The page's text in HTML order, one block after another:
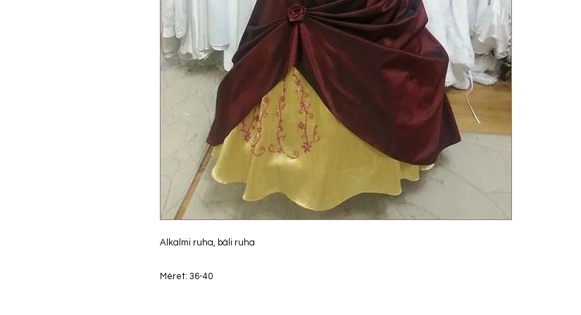
Alkalmi ruha, báli ruha
Méret: 36-40